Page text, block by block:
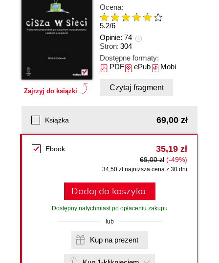
Zajrzyj do książki
Ocena:
5.2/6
Opinie: 74
Stron: 304
Dostępne formaty:
PDFePubMobi
Czytaj fragment
Książka 69,00 zł
Ebook 35,19 zł
69,00 zł (-49%)
34,50 zł najniższa cena z 30 dni
Dodaj do koszyka
Dostępny natychmiast po opłaceniu zakupu
lub
Kup na prezent